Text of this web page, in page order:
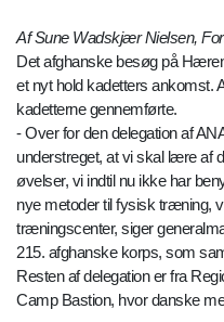
Af Sune Wadskjær Nielsen,
Det afghanske besøg på
et nyt hold kadetters ankomst.
kadetterne gennemførte.
- Over for den delegation af
understreget, at vi skal lære af
øvelser, vi indtil nu ikke har
nye metoder til fysisk træning,
træningscenter, siger
215. afghanske korps, som
Resten af delegation er fra
Camp Bastion, hvor danske